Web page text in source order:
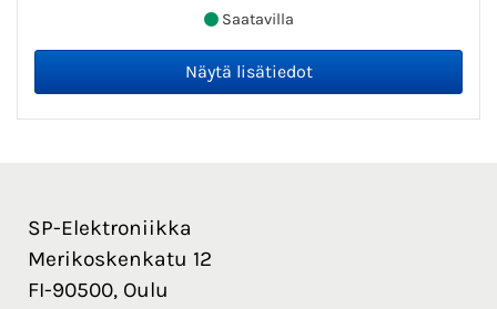
Saatavilla
SP-Elektroniikka
Merikoskenkatu 12
FI-90500, Oulu